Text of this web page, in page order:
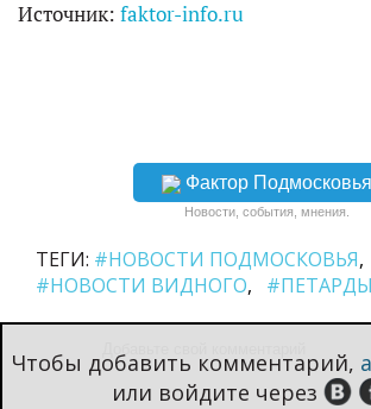
Источник: faktor-info.ru
Фактор Подмосковья
Новости, события, мнения.
ТЕГИ: #НОВОСТИ ПОДМОСКОВЬЯ
#НОВОСТИ ВИДНОГО
#ПЕТАРДЫ
Чтобы добавить комментарий,
или войдите через